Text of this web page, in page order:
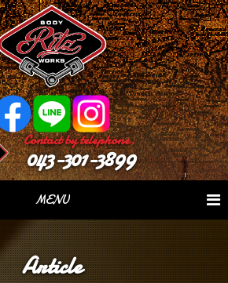
Contact by telephone.
043-301-3899
MENU
Our Serivce Stock List
在庫車情報
Article